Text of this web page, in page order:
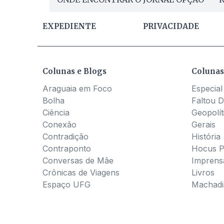
EXPEDIENTE PRIVACIDADE
Colunas e Blogs
Araguaia em Foco
Bolha
Ciência
Conexão
Contradição
Contraponto
Conversas de Mãe
Crônicas de Viagens
Espaço UFG
Faltou
Gerais
História
Hocus
Livros